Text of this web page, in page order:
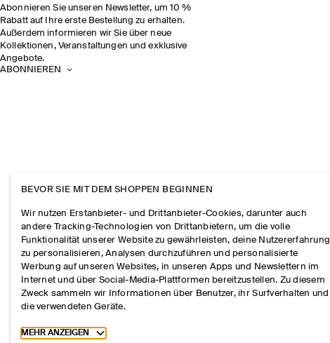
Abonnieren Sie unseren Newsletter, um 10 %
Rabatt auf Ihre erste Bestellung zu erhalten.
Außerdem informieren wir Sie über neue
Kollektionen, Veranstaltungen und exklusive
Angebote.
ABONNIEREN
BEVOR SIE MIT DEM SHOPPEN BEGINNEN
Wir nutzen Erstanbieter- und Drittanbieter-Cookies, darunter auch
andere Tracking-Technologien von Drittanbietern, um die volle
Funktionalität unserer Website zu gewährleisten, deine Nutzererfahrung
zu personalisieren, Analysen durchzuführen und personalisierte
Werbung auf unseren Websites, in unseren Apps und Newslettern im
Internet und über Social-Media-Plattformen bereitzustellen. Zu diesem
Zweck sammeln wir Informationen über Benutzer, ihr Surfverhalten und
die verwendeten Geräte.
Toggle more cookie information
MEHR ANZEIGEN